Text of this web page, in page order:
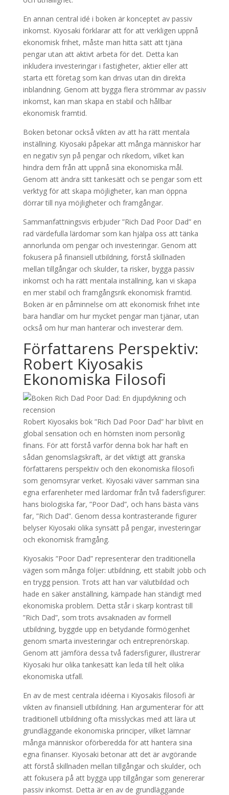
En annan central idé i boken är konceptet av passiv
inkomst. Kiyosaki förklarar att för att verkligen uppnå
ekonomisk frihet, måste man hitta sätt att tjäna
pengar utan att aktivt arbeta för det. Detta kan
inkludera investeringar i fastigheter, aktier eller att
starta ett företag som kan drivas utan din direkta
inblandning. Genom att bygga flera strömmar av passiv
inkomst, kan man skapa en stabil och hållbar
ekonomisk framtid.
Boken betonar också vikten av att ha rätt mentala
inställning. Kiyosaki påpekar att många människor har
en negativ syn på pengar och rikedom, vilket kan
hindra dem från att uppnå sina ekonomiska mål.
Genom att ändra sitt tankesätt och se pengar som ett
verktyg för att skapa möjligheter, kan man öppna
dörrar till nya möjligheter och framgångar.
Sammanfattningsvis erbjuder ”Rich Dad Poor Dad” en
rad värdefulla lärdomar som kan hjälpa oss att tänka
annorlunda om pengar och investeringar. Genom att
fokusera på finansiell utbildning, förstå skillnaden
mellan tillgångar och skulder, ta risker, bygga passiv
inkomst och ha rätt mentala inställning, kan vi skapa
en mer stabil och framgångsrik ekonomisk framtid.
Boken är en påminnelse om att ekonomisk frihet inte
bara handlar om hur mycket pengar man tjänar, utan
också om hur man hanterar och investerar dem.
Författarens Perspektiv:
Robert Kiyosakis
Ekonomiska Filosofi
Robert Kiyosakis bok ”Rich Dad Poor Dad” har blivit en
global sensation och en hörnsten inom personlig
finans. För att förstå varför denna bok har haft en
sådan genomslagskraft, är det viktigt att granska
författarens perspektiv och den ekonomiska filosofi
som genomsyrar verket. Kiyosaki väver samman sina
egna erfarenheter med lärdomar från två fadersfigurer:
hans biologiska far, ”Poor Dad”, och hans bästa väns
far, ”Rich Dad”. Genom dessa kontrasterande figurer
belyser Kiyosaki olika synsätt på pengar, investeringar
och ekonomisk framgång.
Kiyosakis ”Poor Dad” representerar den traditionella
vägen som många följer: utbildning, ett stabilt jobb och
en trygg pension. Trots att han var välutbildad och
hade en säker anställning, kämpade han ständigt med
ekonomiska problem. Detta står i skarp kontrast till
”Rich Dad”, som trots avsaknaden av formell
utbildning, byggde upp en betydande förmögenhet
genom smarta investeringar och entreprenörskap.
Genom att jämföra dessa två fadersfigurer, illustrerar
Kiyosaki hur olika tankesätt kan leda till helt olika
ekonomiska utfall.
En av de mest centrala idéerna i Kiyosakis filosofi är
vikten av finansiell utbildning. Han argumenterar för att
traditionell utbildning ofta misslyckas med att lära ut
grundläggande ekonomiska principer, vilket lämnar
många människor oförberedda för att hantera sina
egna finanser. Kiyosaki betonar att det är avgörande
att förstå skillnaden mellan tillgångar och skulder, och
att fokusera på att bygga upp tillgångar som genererar
passiv inkomst. Detta är en av de grundläggande